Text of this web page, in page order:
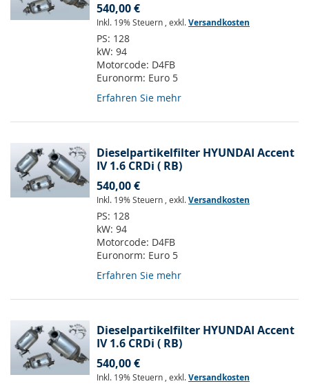
540,00 €
Inkl. 19% Steuern , exkl.Versandkosten
PS: 128
kW: 94
Motorcode: D4FB
Euronorm: Euro 5
Erfahren Sie mehr
Dieselpartikelfilter HYUNDAI Accent
IV 1.6 CRDi ( RB)
540,00 €
Inkl. 19% Steuern , exkl.Versandkosten
PS: 128
kW: 94
Motorcode: D4FB
Euronorm: Euro 5
Erfahren Sie mehr
Dieselpartikelfilter HYUNDAI Accent
IV 1.6 CRDi ( RB)
540,00 €
Inkl. 19% Steuern , exkl.Versandkosten